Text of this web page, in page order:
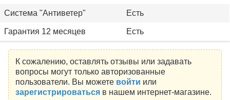
Система "Антиветер" Есть
Гарантия 12 месяцев Есть
К сожалению, оставлять отзывы или задавать
вопросы могут только авторизованные
пользователи. Вы можете войти или
зарегистрироватьсяв нашем интернет-магазине.